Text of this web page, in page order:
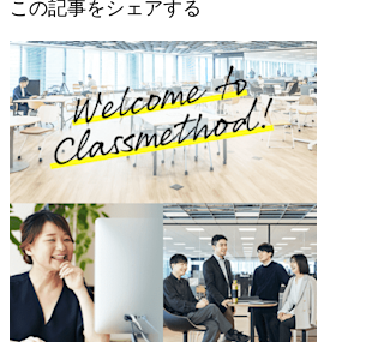
この記事をシェアする